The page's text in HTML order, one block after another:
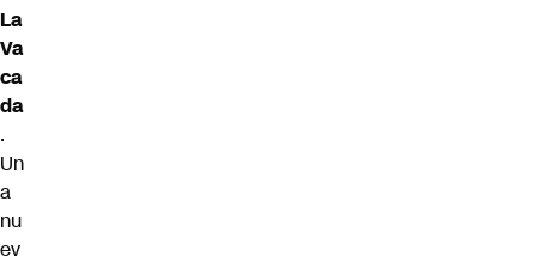
La
Va
ca
da
.
Un
a
nu
ev